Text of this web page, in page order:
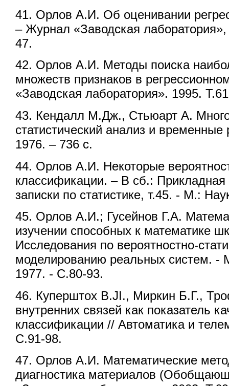
41. Орлов А.И. Об оценивании
– Журнал «Заводская
47.
42. Орлов А.И. Методы поиска
множеств признаков в
«Заводская лаборатория». 1995.
43. Кендалл М.Дж., Стьюарт А.
статистический анализ и
1976. – 736 с.
44. Орлов А.И. Некоторые
классификации. – В сб.: Прикладная
записки по статистике, т.45. - М.:
45. Орлов А.И.; Гусейнов Г.А.
изучении способных к математике
Исследования по вероятностно-
моделированию реальных
1977. - С.80-93.
46. Куперштох B.JI., Миркин Б.Г.,
внутренних связей как показатель
классификации // Автоматика и
С.91-98.
47. Орлов А.И. Математические
диагностика материалов